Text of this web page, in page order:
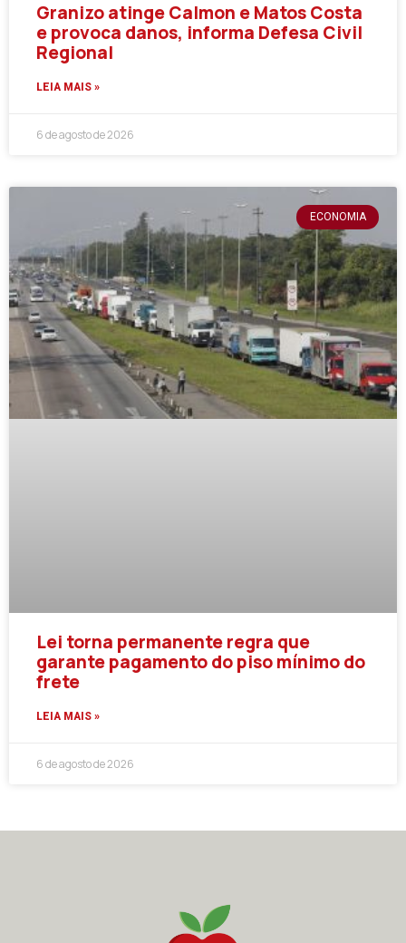
Granizo atinge Calmon e Matos Costa
e provoca danos, informa Defesa Civil
Regional
LEIA MAIS »
6 de agosto de 2026
ECONOMIA
Lei torna permanente regra que
garante pagamento do piso mínimo do
frete
LEIA MAIS »
6 de agosto de 2026